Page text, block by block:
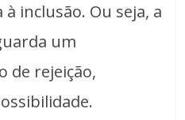
inclusão. Ou seja, a
um
de rejeição,